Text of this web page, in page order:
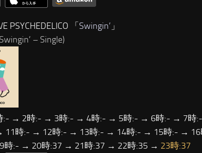
PSYCHEDELICO 「 Swingin’ 」
– Single)
:- → 2時:- → 3時:- → 4時:- → 5時:- → 6時:- → 7時
11時:- → 12時:- → 13時:- → 14時:- → 15時:- →
時:- → 20時:37 → 21時:37 → 22時:35 → 23時:37